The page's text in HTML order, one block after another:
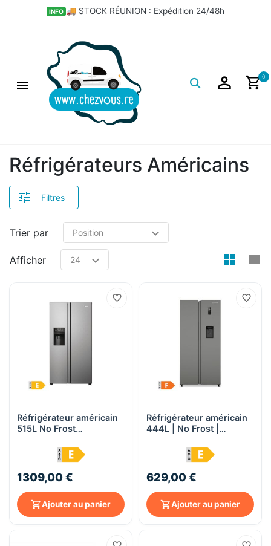
INFO 🚚 STOCK RÉUNION : Expédition 24/48h
0
Réfrigérateurs Américains
Filtres
Trier par
Afficher
Réfrigérateur américain
515L No Frost
Haier SBS 90 Série 3 -
HSR3918EIMP - Platinium
Inox
1309,00 €
Ajouter au panier
Réfrigérateur américain
444L | No Frost |
réservoir - Berklays
BSS453WDDI - dark inox
629,00 €
Ajouter au panier
×